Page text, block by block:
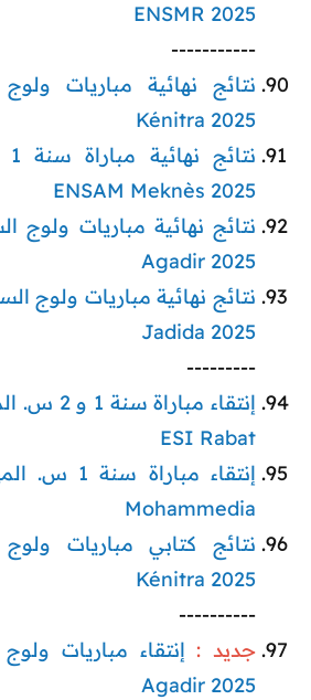
ENSMR 2025
-----------​
Kénitra 2025
ENSAM Meknès 2025
Agadir 2025
Jadida 2025
---------​
ESI Rabat
Mohammedia
Kénitra 2025
----------​
جديد :
Agadir 2025